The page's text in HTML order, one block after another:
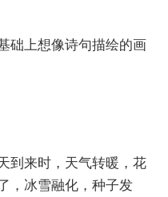
础上想像诗句描绘的画
到来时，天气转暖，花
，冰雪融化，种子发